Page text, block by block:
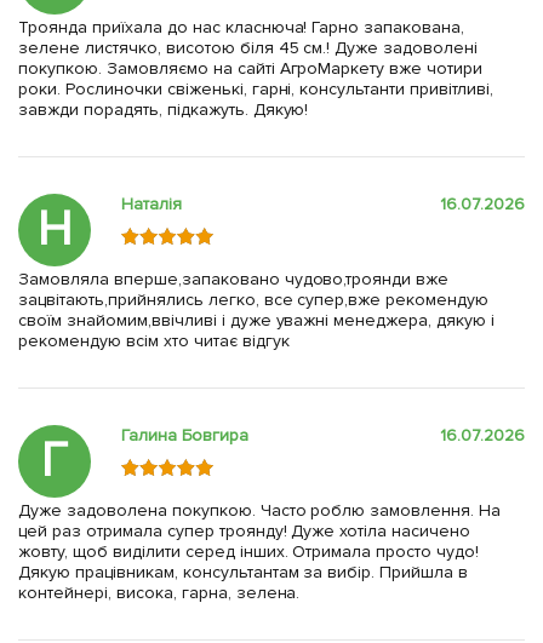
Троянда приїхала до нас класнюча! Гарно запакована,
зелене листячко, висотою біля 45 см.! Дуже задоволені
покупкою. Замовляємо на сайті АгроМаркету вже чотири
роки. Рослиночки свіженькі, гарні, консультанти привітливі,
завжди порадять, підкажуть. Дякую!
Н Наталія 16.07.2026
Замовляла вперше,запаковано чудово,троянди вже
зацвітають,прийнялись легко, все супер,вже рекомендую
своїм знайомим,ввічливі і дуже уважні менеджера, дякую і
рекомендую всім хто читає відгук
Г Галина Бовгира 16.07.2026
Дуже задоволена покупкою. Часто роблю замовлення. На
цей раз отримала супер троянду! Дуже хотіла насичено
жовту, щоб виділити серед інших. Отримала просто чудо!
Дякую працівникам, консультантам за вибір. Прийшла в
контейнері, висока, гарна, зелена.